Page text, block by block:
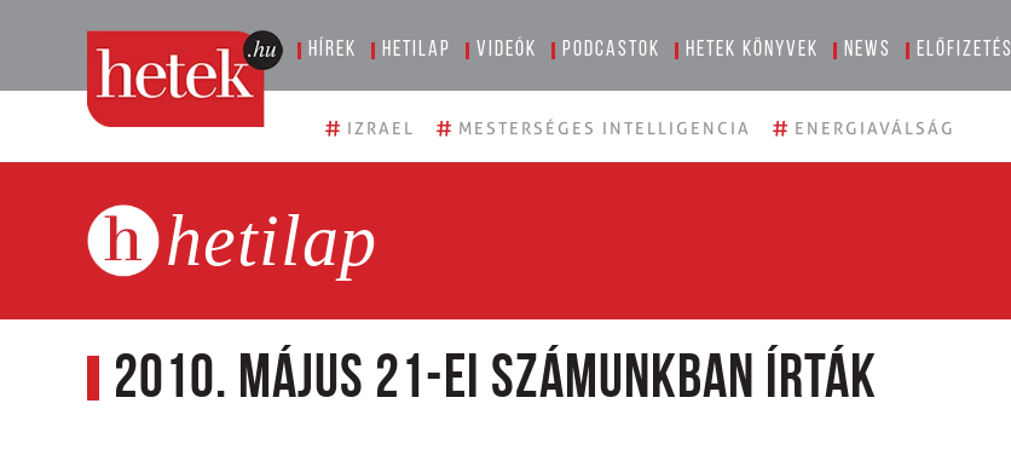
Hírek Hetilap Videók Podcastok Hetek könyvek News Előfizetés
# IZRAEL # MESTERSÉGES INTELLIGENCIA # ENERGIAVÁLSÁG
hetilap
2010. május 21-ei számunkban írták